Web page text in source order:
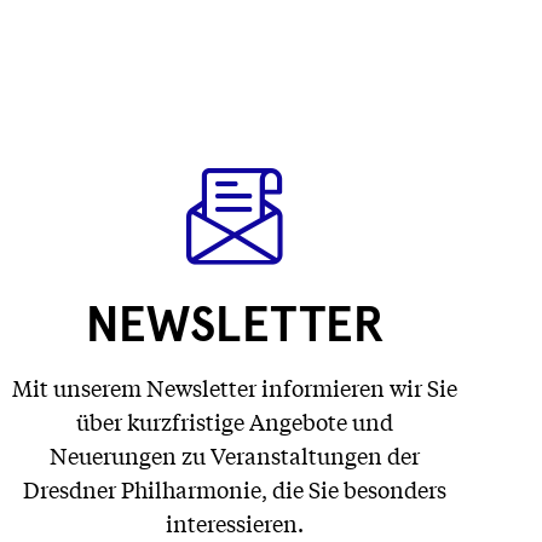
NEWSLETTER
Mit unserem Newsletter informieren wir Sie
über kurzfristige Angebote und
Neuerungen zu Veranstaltungen der
Dresdner Philharmonie, die Sie besonders
interessieren.